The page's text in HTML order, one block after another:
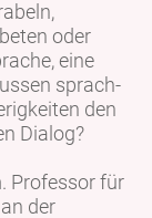
oder
eine
sprach-
den
Dialog?
Professor für
der